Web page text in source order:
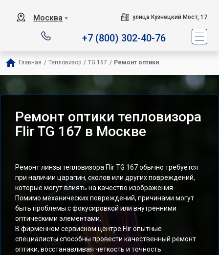
Москва ▼ улица Кузнецкий Мост, 17
+7 (800) 302-40-76
Главная / Тепловизор / TG 167 / Ремонт оптики
Ремонт оптики тепловизора
Flir TG 167 в Москве
Ремонт линзы тепловизора Flir TG 167 обычно требуется
при наличии царапин, сколов или других повреждений,
которые могут влиять на качество изображения.
Помимо механических повреждений, причинами могут
быть проблемы с фокусировкой или внутренними
оптическими элементами.
В фирменном сервисном центре Flir опытные
специалисты способны провести качественный ремонт
оптики, восстанавливая четкость и точность